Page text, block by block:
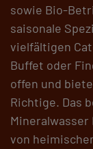
sowie Bio-
saisonale
vielfältigen
Buffet oder
offen und
Richtige. Das
von